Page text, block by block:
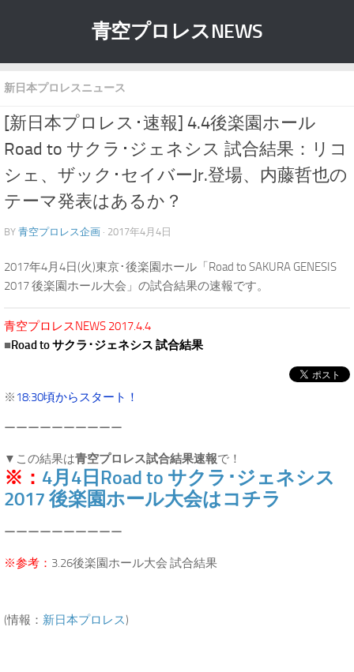
青空プロレスNEWS
新日本プロレスニュース
[新日本プロレス･速報] 4.4後楽園ホール
Road to サクラ･ジェネシス 試合結果：リコ
シェ、ザック･セイバーJr.登場、内藤哲也の
テーマ発表はあるか？
BY 青空プロレス企画 · 2017年4月4日
2017年4月4日(火)東京･後楽園ホール「Road to SAKURA GENESIS
2017 後楽園ホール大会」の試合結果の速報です。
青空プロレスNEWS 2017.4.4
■Road to サクラ･ジェネシス 試合結果
※ 18:30頃からスタート！
ーーーーーーーーーー
▼この結果は青空プロレス試合結果速報で！
※： 4月4日Road to サクラ･ジェネシス
2017 後楽園ホール大会はコチラ
ーーーーーーーーーー
※参考： 3.26後楽園ホール大会 試合結果
(情報： 新日本プロレス)